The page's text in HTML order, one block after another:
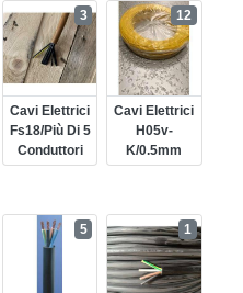
Cavi Elettrici
Fs18/più Di 5
Conduttori
3
Cavi Elettrici
H05v-
K/0.5mm
12
5 1